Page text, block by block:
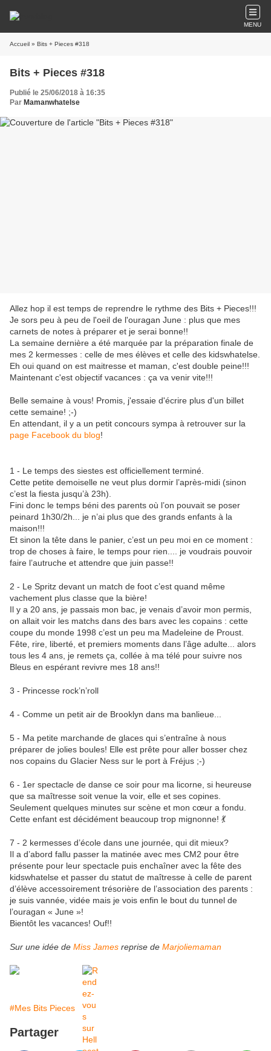
MENU
Accueil » Bits + Pieces #318
Bits + Pieces #318
Publié le 25/06/2018 à 16:35
Par Mamanwhatelse
Allez hop il est temps de reprendre le rythme des Bits + Pieces!!!
Je sors peu à peu de l'oeil de l'ouragan June : plus que mes
carnets de notes à préparer et je serai bonne!!
La semaine dernière a été marquée par la préparation finale de
mes 2 kermesses : celle de mes élèves et celle des kidswhatelse.
Eh oui quand on est maitresse et maman, c'est double peine!!!
Maintenant c'est objectif vacances : ça va venir vite!!!
Belle semaine à vous! Promis, j'essaie d'écrire plus d'un billet
cette semaine! ;-)
En attendant, il y a un petit concours sympa à retrouver sur la
page Facebook du blog!
1 - Le temps des siestes est officiellement terminé.
Cette petite demoiselle ne veut plus dormir l’après-midi (sinon
c’est la fiesta jusqu’à 23h).
Fini donc le temps béni des parents où l’on pouvait se poser
peinard 1h30/2h... je n’ai plus que des grands enfants à la
maison!!!
Et sinon la tête dans le panier, c’est un peu moi en ce moment :
trop de choses à faire, le temps pour rien.... je voudrais pouvoir
faire l’autruche et attendre que juin passe!!
2 - Le Spritz devant un match de foot c’est quand même
vachement plus classe que la bière!
Il y a 20 ans, je passais mon bac, je venais d’avoir mon permis,
on allait voir les matchs dans des bars avec les copains : cette
coupe du monde 1998 c’est un peu ma Madeleine de Proust.
Fête, rire, liberté, et premiers moments dans l’âge adulte... alors
tous les 4 ans, je remets ça, collée à ma télé pour suivre nos
Bleus en espérant revivre mes 18 ans!!
3 - Princesse rock’n’roll
4 - Comme un petit air de Brooklyn dans ma banlieue...
5 - Ma petite marchande de glaces qui s’entraîne à nous
préparer de jolies boules! Elle est prête pour aller bosser chez
nos copains du Glacier Ness sur le port à Fréjus ;-)
6 - 1er spectacle de danse ce soir pour ma licorne, si heureuse
que sa maîtresse soit venue la voir, elle et ses copines.
Seulement quelques minutes sur scène et mon cœur a fondu.
Cette enfant est décidément beaucoup trop mignonne! 💃
7 - 2 kermesses d’école dans une journée, qui dit mieux?
Il a d’abord fallu passer la matinée avec mes CM2 pour être
présente pour leur spectacle puis enchaîner avec la fête des
kidswhatelse et passer du statut de maîtresse à celle de parent
d’élève accessoirement trésorière de l’association des parents :
je suis vannée, vidée mais je vois enfin le bout du tunnel de
l’ouragan « June »!
Bientôt les vacances! Ouf!!
Sur une idée de Miss James reprise de Marjoliemaman
#Mes Bits Pieces
Partager